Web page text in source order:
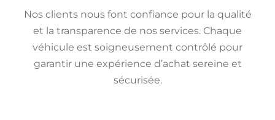
Nos clients nous font confiance pour la qualité
et la transparence de nos services. Chaque
véhicule est soigneusement contrôlé pour
garantir une expérience d’achat sereine et
sécurisée.